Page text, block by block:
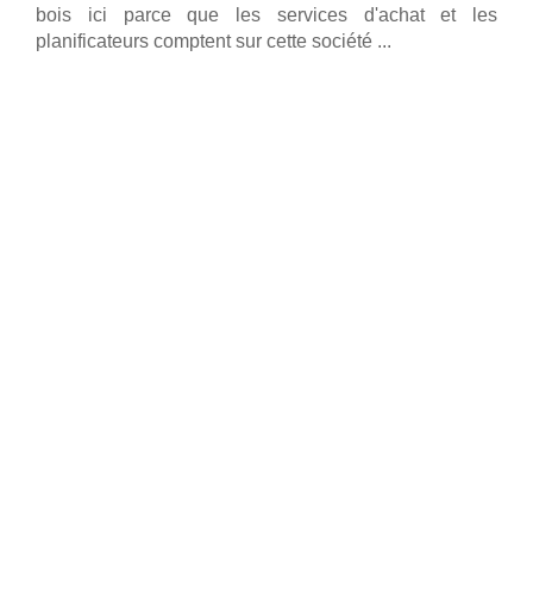
bois ici parce que les services d'achat et les
planificateurs comptent sur cette société ...